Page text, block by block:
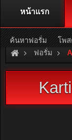
ติดต่อลงโฆษณา
หรืออ่
ฟอรั่ม
หน้าแรก
ค้นหาฟอรั่ม โพ